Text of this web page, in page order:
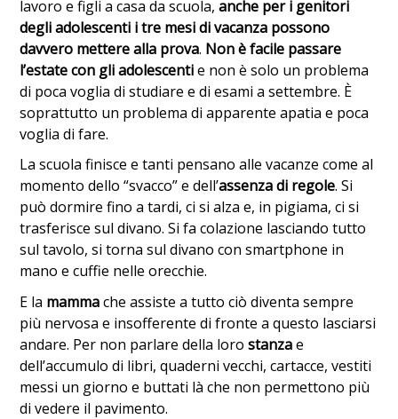
lavoro e figli a casa da scuola,anche per i genitori
degli adolescenti i tre mesi di vacanza possono
davvero mettere alla prova. Non è facile passare
l’estate con gli adolescentie non è solo un problema
di poca voglia di studiare e di esami a settembre. È
soprattutto un problema di apparente apatia e poca
voglia di fare.
La scuola finisce e tanti pensano alle vacanze come al
momento dello “svacco” e dell’assenza di regole. Si
può dormire fino a tardi, ci si alza e, in pigiama, ci si
trasferisce sul divano. Si fa colazione lasciando tutto
sul tavolo, si torna sul divano con smartphone in
mano e cuffie nelle orecchie.
E la mammache assiste a tutto ciò diventa sempre
più nervosa e insofferente di fronte a questo lasciarsi
andare. Per non parlare della lorostanzae
dell’accumulo di libri, quaderni vecchi, cartacce, vestiti
messi un giorno e buttati là che non permettono più
di vedere il pavimento.